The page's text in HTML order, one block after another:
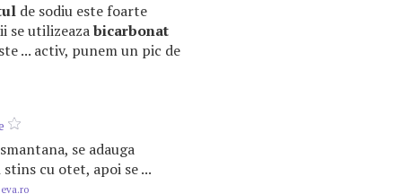
de sodiu este foarte
se utilizeazabicarbonat
... activ, punem un pic de
se adauga
stins cu otet, apoi se ...